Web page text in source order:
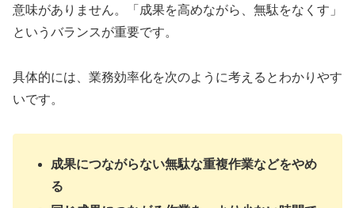
意味がありません。「成果を高めながら、無駄をなくす」
というバランスが重要です。
具体的には、業務効率化を次のように考えるとわかりやす
いです。
成果につながらない無駄な重複作業などをやめ
る